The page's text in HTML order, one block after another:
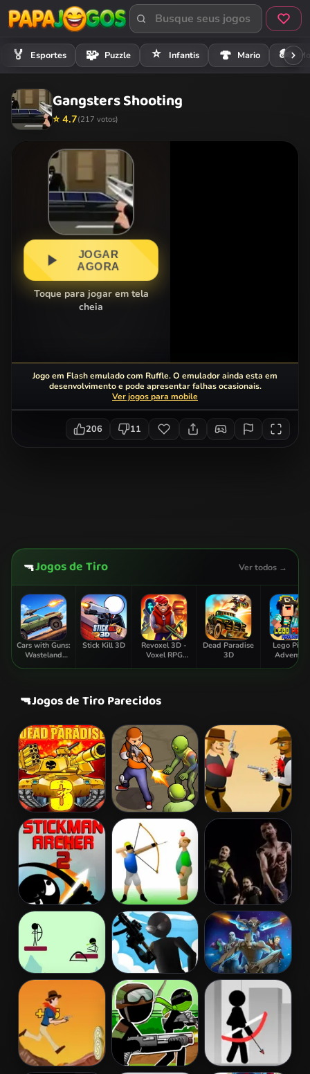
🏅 Esportes 🧩 Puzzle ⭐ Infantis 🍄 Mario 🏍️
Gangsters Shooting
⭐ 4.7(217 votos)
JOGAR
AGORA
Toque para jogar em tela
cheia
Jogo em Flash emulado com Ruffle. O emulador ainda esta em
desenvolvimento e pode apresentar falhas ocasionais.
Ver jogos para mobile
206 11
🔫Jogos de Tiro Ver todos →
Cars with Guns:
Wasteland
Stick Kill 3D
Revoxel 3D -
Voxel RPG
Dead Paradise
3D
Lego
🔫Jogos de Tiro Parecidos
Dead Paradise
3
Zombie
Survival
Archer 2
Apple Shooter Zombie
Invasion
Archery Tactical Squad Galactic Run
Guardians
Galaxy